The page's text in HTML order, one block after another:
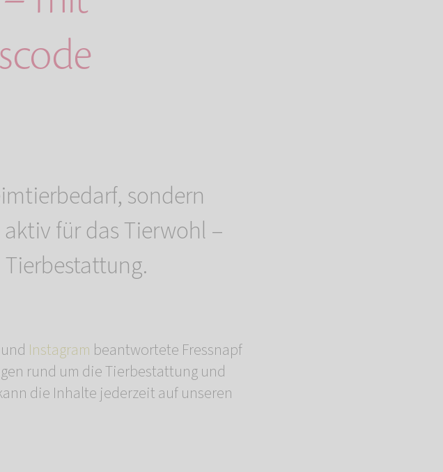
sondern
für das Tierwohl –
und Instagram beantwortete Fressnapf
rund um die Tierbestattung und
die Inhalte jederzeit auf unseren